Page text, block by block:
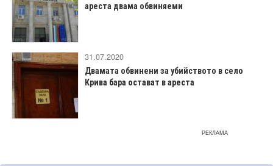
ареста двама обвиняеми
31.07.2020
Двамата обвинени за убийството в село
Крива бара остават в ареста
РЕКЛАМА